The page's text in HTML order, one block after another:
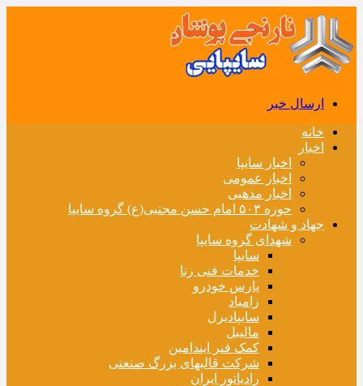
ارسال خبر
خانه
اخبار
اخبار سایپا
اخبار عمومی
اخبار مذهبی
حوزه ۵۰۳ امام حسن مجتبی(ع) گروه سایپا
جهاد و شهادت
شهدای گروه سایپا
سایپا
خدمات فنی رنا
پارس خودرو
زامیاد
سایپادیزل
مالیبل
کمک فنر ایندامین
شرکت قالبهای بزرگ صنعتی
رادیاتور ایران